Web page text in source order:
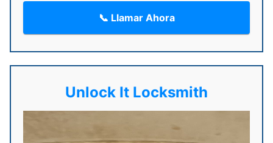
📞 Llamar Ahora
Unlock It Locksmith